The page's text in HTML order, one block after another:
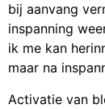
bij aanvang
inspanning
ik me kan
maar na
Activatie van